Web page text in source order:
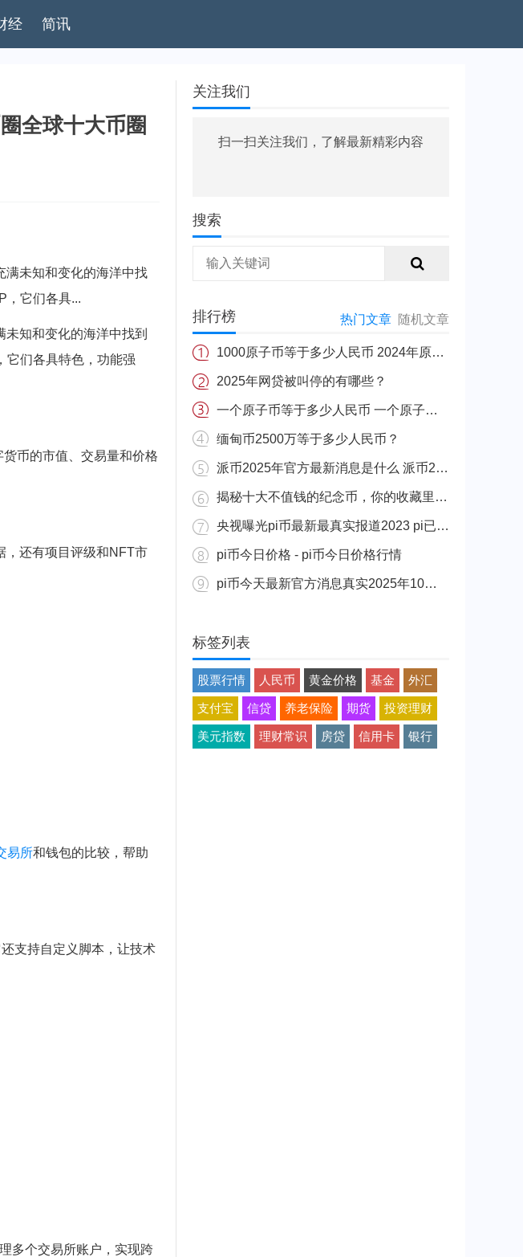
经 简讯
全球十大币圈
满未知和变化的海洋中找
，它们各具...
知和变化的海洋中找到
它们各具特色，功能强
币的市值、交易量和价格
，还有项目评级和NFT市
易所和钱包的比较，帮助
支持自定义脚本，让技术
多个交易所账户，实现跨
关注我们
扫一扫关注我们，了解最新精彩内容
搜索
排行榜 热门文章 随机文章
1000原子币等于多少人民币 2024年原子币最新价格介绍一览
2025年网贷被叫停的有哪些？
一个原子币等于多少人民币 一个原子币价格介绍
缅甸币2500万等于多少人民币？
派币2025年官方最新消息是什么 派币2025年官方最新消息真实分享
揭秘十大不值钱的纪念币，你的收藏里有吗？
央视曝光pi币最新最真实报道2023 pi已经成功了是真的吗（假的）
pi币今日价格 - pi币今日价格行情
pi币今天最新官方消息真实2025年10月 派币今天最新消息介绍
标签列表
股票行情 人民币 黄金价格 基金 外汇
支付宝 信贷 养老保险 期货 投资理财
美元指数 理财常识 房贷 信用卡 银行